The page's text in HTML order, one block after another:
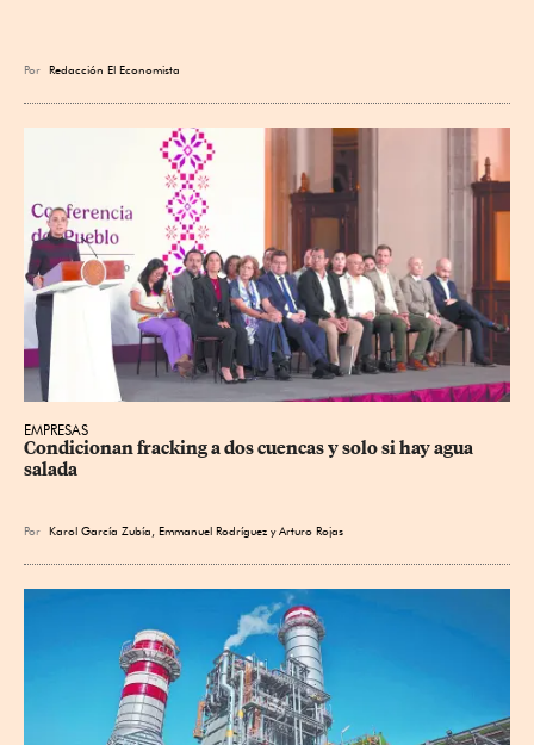
Por Redacción El Economista
EMPRESAS
Condicionan fracking a dos cuencas y solo si hay agua
salada
Por Karol García Zubía Emmanuel Rodríguez yArturo Rojas